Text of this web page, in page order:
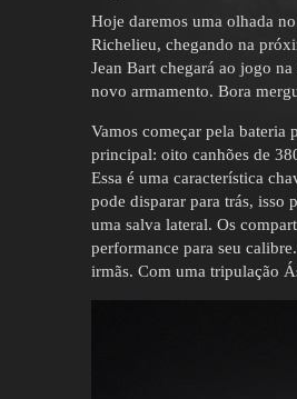
Hoje daremos uma olhada
Richelieu, chegando na
Jean Bart chegará ao jogo
novo armamento. Bora
Vamos começar pela bateria
principal: oito canhões de
Essa é uma característica
pode disparar para trás, isso
uma salva lateral. Os
performance para seu
irmãs. Com uma tripulação